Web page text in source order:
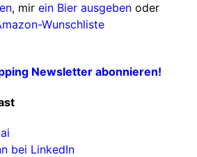
, mir ein Bier ausgeben oder
Wunschliste
Newsletter abonnieren!
bei LinkedIn